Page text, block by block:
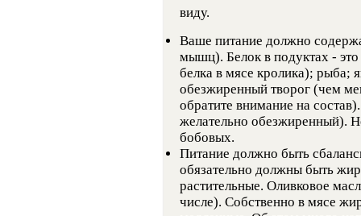
виду.
Ваше питание должно
мышц). Белок в подуктах -
белка в мясе кролика); рыба;
обезжиренный творог (чем
обратите внимание на
желательно обезжиренный).
бобовых.
Питание должно быть
обязательно должны быть
растительные. Оливковое
числе). Собственно в мясе